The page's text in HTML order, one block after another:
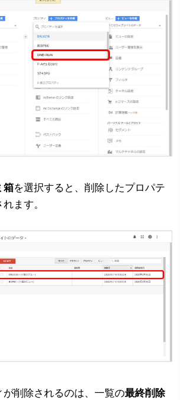
箱を選択すると、削除したプロパテ
ます。
削除されるのは、一覧の最終削除